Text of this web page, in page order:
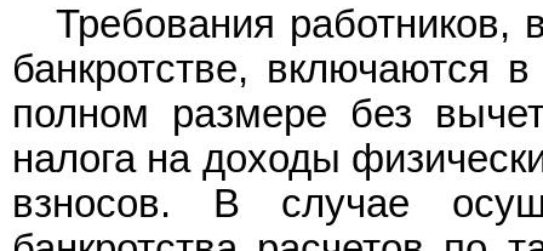
Требования работников,
банкротстве, включаются
полном размере без
налога на доходы
взносов. В случае